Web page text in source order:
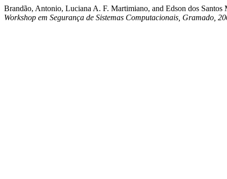
Brandão, Antonio, Luciana A. F. Martimiano, and Edson dos
Workshop em Segurança de Sistemas Computacionais, Gramado,